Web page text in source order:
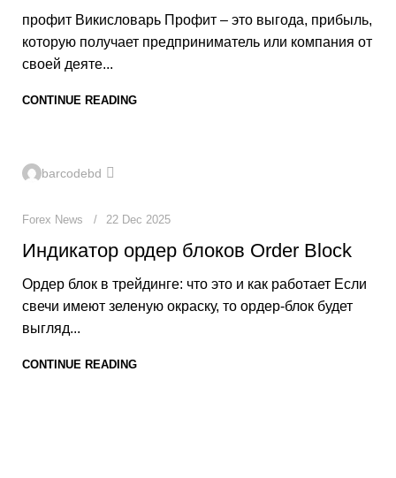
профит Викисловарь Профит – это выгода, прибыль,
которую получает предприниматель или компания от
своей деяте...
CONTINUE READING
barcodebd
Forex News 22 Dec 2025
Индикатор ордер блоков Order Block
Ордер блок в трейдинге: что это и как работает Если
свечи имеют зеленую окраску, то ордер-блок будет
выгляд...
CONTINUE READING